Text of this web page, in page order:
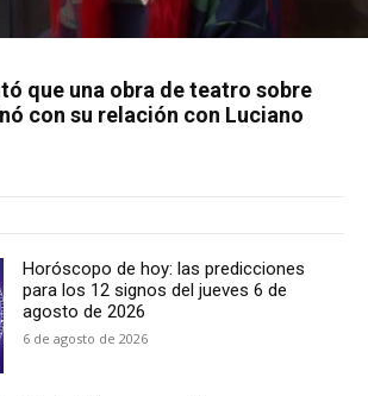
que una obra de teatro sobre
con su relación con Luciano
Horóscopo de hoy: las predicciones
para los 12 signos del jueves 6 de
agosto de 2026
6 de agosto de 2026